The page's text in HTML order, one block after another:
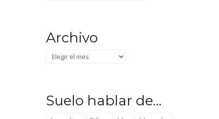
Archivo
Archivo
Suelo hablar de…